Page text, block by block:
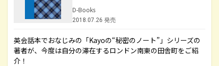
D-Books
2018.07.26 発売
英会話本でおなじみの「Kayoの“秘密のノート”」シリーズの
著者が、今度は自分の滞在するロンドン南東の田舎町をご紹
介！